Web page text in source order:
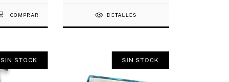
DETALLES
SIN STOCK SIN STOCK